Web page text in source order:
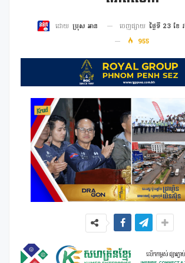
ដោយ ប្រុស អាន ចេញផ្សាយ ថ្ងៃទី 23 ខែ វ
955